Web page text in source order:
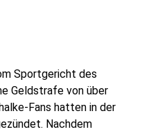
Sportgericht des
Geldstrafe von über
Fans hatten in der
Nachdem